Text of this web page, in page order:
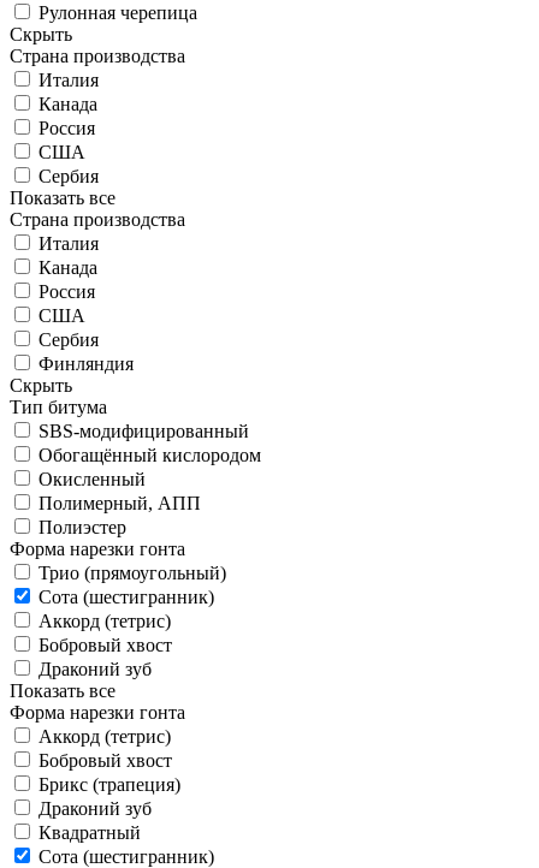
Рулонная черепица
Скрыть
Страна производства
Италия
Канада
Россия
США
Сербия
Показать все
Страна производства
Италия
Канада
Россия
США
Сербия
Финляндия
Скрыть
Тип битума
SBS-модифицированный
Обогащённый кислородом
Окисленный
Полимерный, АПП
Полиэстер
Форма нарезки гонта
Трио (прямоугольный)
Сота (шестигранник)
Аккорд (тетрис)
Бобровый хвост
Драконий зуб
Показать все
Форма нарезки гонта
Аккорд (тетрис)
Бобровый хвост
Брикс (трапеция)
Драконий зуб
Квадратный
Сота (шестигранник)